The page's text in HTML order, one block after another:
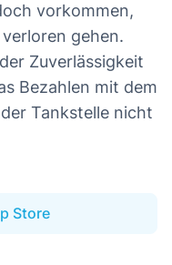
vorkommen,
gehen.
Zuverlässigkeit
Bezahlen mit dem
Tankstelle nicht
Store